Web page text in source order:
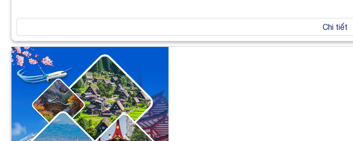
Chi tiết